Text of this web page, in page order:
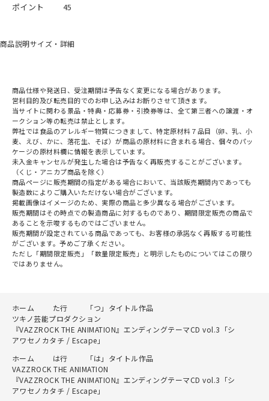
ポイント
45
商品説明サイズ・詳細
商品仕様や発送日、受注期間は予告なく変更になる場合があります。
営利目的及び転売目的でのお申し込みはお断りさせて頂きます。
当サイトに関わる景品・特典・応募券・引換券等は、全て第三者への譲渡・オ
ークション等の転売は禁止とします。
弊社では食品のアレルギー物質につきまして、特定原材料７品目（卵、乳、小
麦、えび、かに、落花生、そば）が商品の原材料に含まれる場合、個々のパッ
ケージの原材料欄に情報を表示しています。
未入金キャンセルが発生した場合は予告なく再販売することがございます。
（くじ・アニカプ商品を除く）
商品ページに販売期間の指定がある場合において、当該販売期間内であっても
製造数によりご購入いただけない場合がございます。
掲載画像はイメージのため、実際の商品と多少異なる場合がございます。
販売期間はその時点での製造商品に対するものであり、期間限定販売の商品で
あることを示唆するものではございません。
販売期間が設定されている商品であっても、お客様の承諾なく再販する可能性
がございます。予めご了承ください。
ただし「期間限定販売」「数量限定販売」と明示したものについてはこの限り
ではありません。
ホーム た行
「つ」タイトル作品
ツキノ芸能プロダクション
『VAZZROCK THE ANIMATION』エンディングテーマCD vol.3「シ
アワセノカタチ / Escape」
ホーム
は行
「は」タイトル作品
VAZZROCK THE ANIMATION
『VAZZROCK THE ANIMATION』エンディングテーマCD vol.3「シ
アワセノカタチ / Escape」